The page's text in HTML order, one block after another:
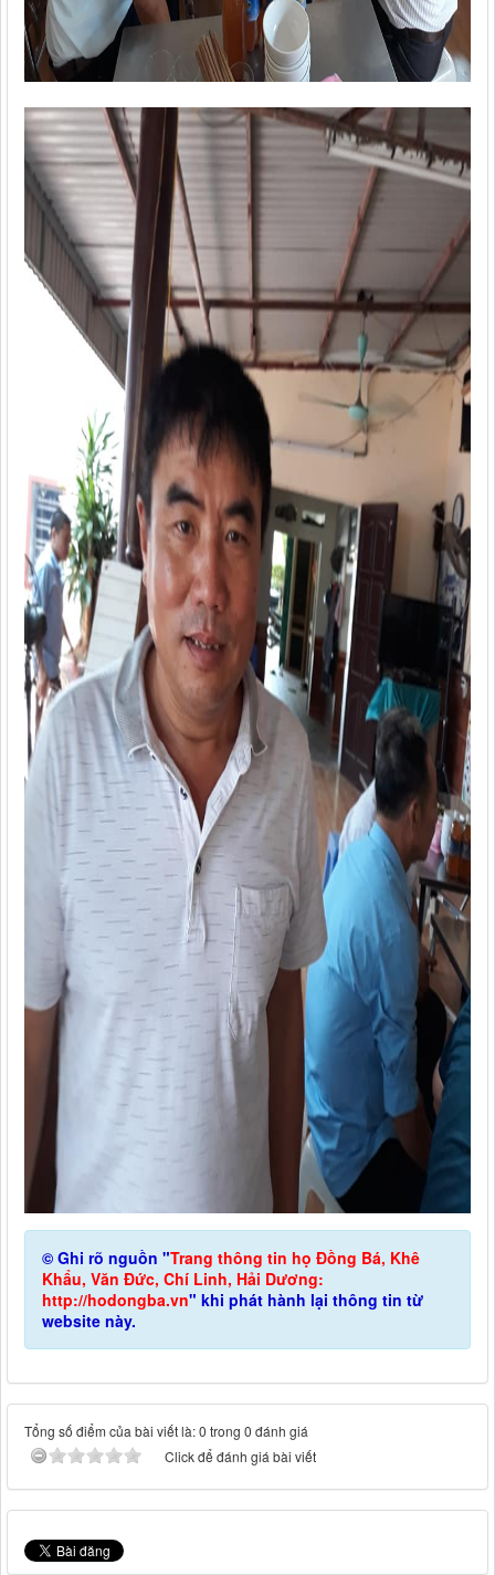
© Ghi rõ nguồn "Trang thông tin họ Đồng Bá, Khê
Khẩu, Văn Đức, Chí Linh, Hải Dương:
http://hodongba.vn" khi phát hành lại thông tin từ
website này.
Tổng số điểm của bài viết là: 0 trong 0 đánh giá
Click để đánh giá bài viết